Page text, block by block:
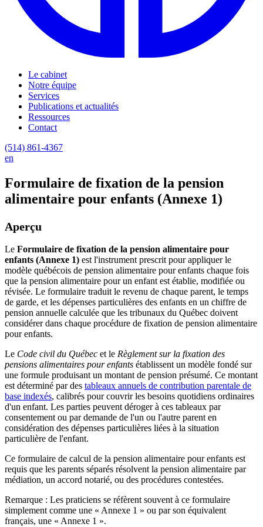
Le cabinet
Notre équipe
Services
Publications et actualités
Ressources
Contact
(514) 861-4367
en
Formulaire de fixation de la pension
alimentaire pour enfants (Annexe 1)
Aperçu
Le Formulaire de fixation de la pension alimentaire pour
enfants (Annexe 1) est l'instrument prescrit pour appliquer le
modèle québécois de pension alimentaire pour enfants chaque fois
que la pension alimentaire pour un enfant est établie, modifiée ou
révisée. Le formulaire traduit le revenu de chaque parent, le temps
de garde, et les dépenses particulières des enfants en un chiffre de
pension annuelle calculée que les tribunaux du Québec doivent
considérer dans chaque procédure de fixation de pension alimentaire
pour enfants.
Le Code civil du Québec et le Règlement sur la fixation des
pensions alimentaires pour enfants établissent un modèle fondé sur
une formule produisant un montant de pension présumé. Ce montant
est déterminé par des tableaux annuels de contribution parentale de
base indexés, calibrés pour couvrir les besoins quotidiens ordinaires
d'un enfant. Les parties peuvent déroger à ces tableaux par
consentement ou par demande de l'un ou l'autre parent en
considération des dépenses particulières liées à la situation
particulière de l'enfant.
Ce formulaire de calcul de la pension alimentaire pour enfants est
requis que les parents séparés résolvent la pension alimentaire par
médiation, un accord notarié, ou des procédures contestées.
Remarque : Les praticiens se réfèrent souvent à ce formulaire
simplement comme une « Annexe 1 » ou par son équivalent
français, une « Annexe 1 ».